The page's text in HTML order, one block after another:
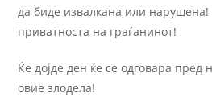
да биде извалкана или нарушена!
приватноста на граѓанинот!
Ќе дојде ден ќе се одговара пред
овие злодела!